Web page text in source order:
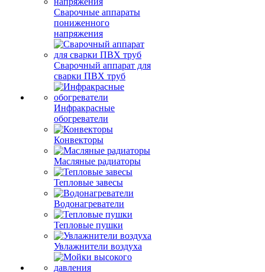
Сварочные аппараты
пониженного
напряжения
Сварочный аппарат для
сварки ПВХ труб
Инфракрасные
обогреватели
Конвекторы
Масляные радиаторы
Тепловые завесы
Водонагреватели
Тепловые пушки
Увлажнители воздуха